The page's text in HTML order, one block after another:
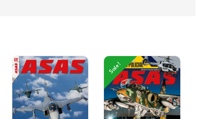
Sale!